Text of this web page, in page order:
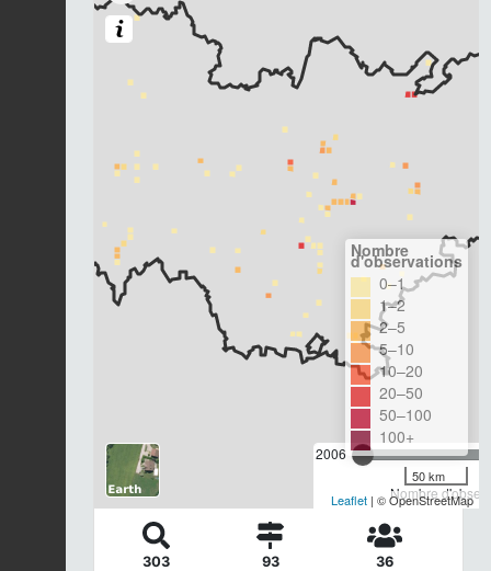
2006
Nombre
Nombre
d'observations
0–1
1–2
2–5
5–10
10–20
20–50
50–100
100+
50 km
Leaflet | © OpenStreetMap
303 93 36